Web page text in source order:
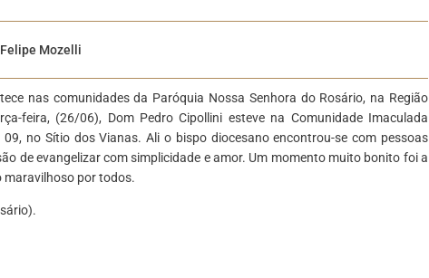
Felipe Mozelli
nas comunidades da Paróquia Nossa Senhora do Rosário, na Região
feira, (26/06), Dom Pedro Cipollini esteve na Comunidade Imaculada
no Sítio dos Vianas. Ali o bispo diocesano encontrou-se com pessoas
de evangelizar com simplicidade e amor. Um momento muito bonito foi a
maravilhoso por todos.